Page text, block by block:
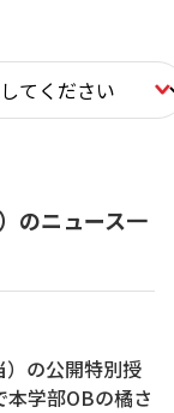
のニュース一
の公開特別授
学部OBの橘さ